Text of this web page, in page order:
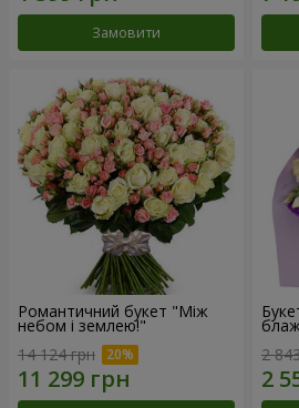
Замовити
Романтичний букет "Між
небом і землею!"
14 124 грн
2